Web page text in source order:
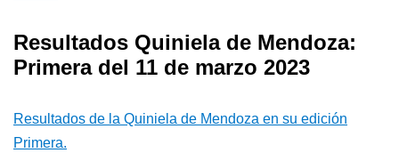
Resultados Quiniela de Mendoza:
Primera del 11 de marzo 2023
Resultados de la Quiniela de Mendoza en su edición
Primera.